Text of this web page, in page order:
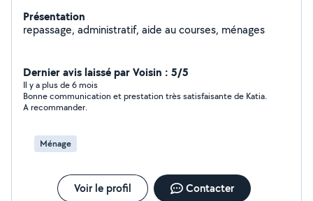
Présentation
repassage, administratif, aide au courses, ménages
Dernier avis laissé par Voisin : 5/5
Il y a plus de 6 mois
Bonne communication et prestation très satisfaisante de Katia.
A recommander.
Ménage
Voir le profil Contacter